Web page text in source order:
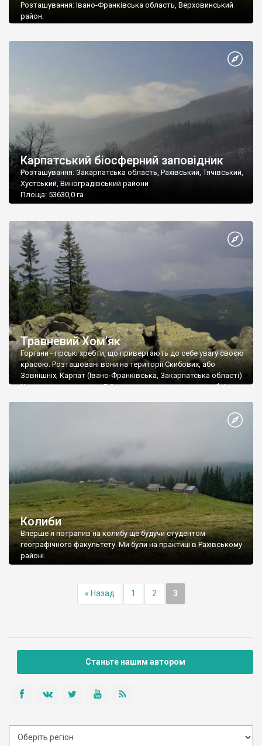
Розташування: Івано-Франківська область, Верховинський
район.
Карпатський біосферний заповідник
Розташування: Закарпатська область, Рахівський, Тячівський,
Хустський, Виноградівський райони
Площа: 53630,0 га
Травневий Хом’як
Горгани - гірські хребти, що привертають до себе увагу своєю
красою. Розташовані вони на території Скибових, або
Зовнішніх, Карпат (Івано-Франківська, Закарпатська області).
Усього нараховується 5-6 практично паралельних хребтів
Колиби
Вперше я потрапив на колибу ще будучи студентом
географічного факультету. Ми були на практиці в Рахівському
районі.
« Назад 1 2 3
Станьте нашим автором